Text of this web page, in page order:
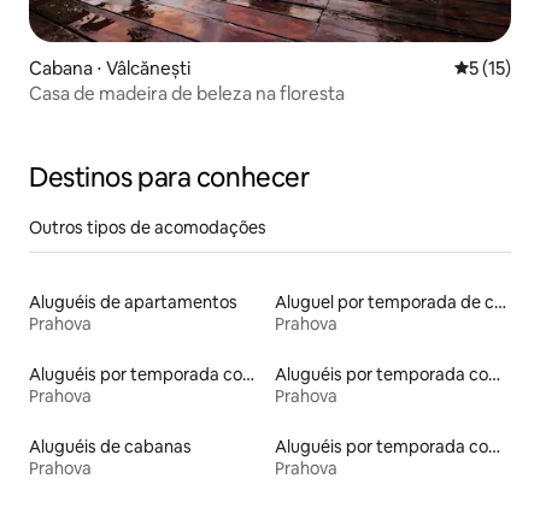
Cabana ⋅ Vâlcănești 5 de uma
5 (15)
Casa de madeira de beleza na floresta
Destinos para conhecer
Outros tipos de acomodações
Aluguéis de apartamentos
Prahova
Aluguel por temporada de casas de hóspedes
Prahova
Aluguéis por temporada com café da manhã
Prahova
Aluguéis por temporada com acesso ao lago
Prahova
Aluguéis de cabanas
Prahova
Aluguéis por temporada com sauna
Prahova